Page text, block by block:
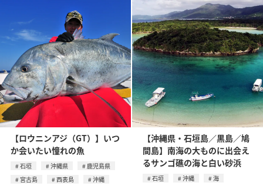
【ロウニンアジ（GT）】いつ
か会いたい憧れの魚
石垣 沖縄県
鹿児島県
宮古島
西表島
沖縄
【沖縄県・石垣島／黒島／鳩
間島】南海の大ものに出会え
るサンゴ礁の海と白い砂浜
石垣 沖縄
海